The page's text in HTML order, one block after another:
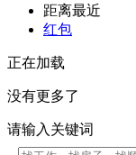
距离最近
红包
正在加载
没有更多了
请输入关键词